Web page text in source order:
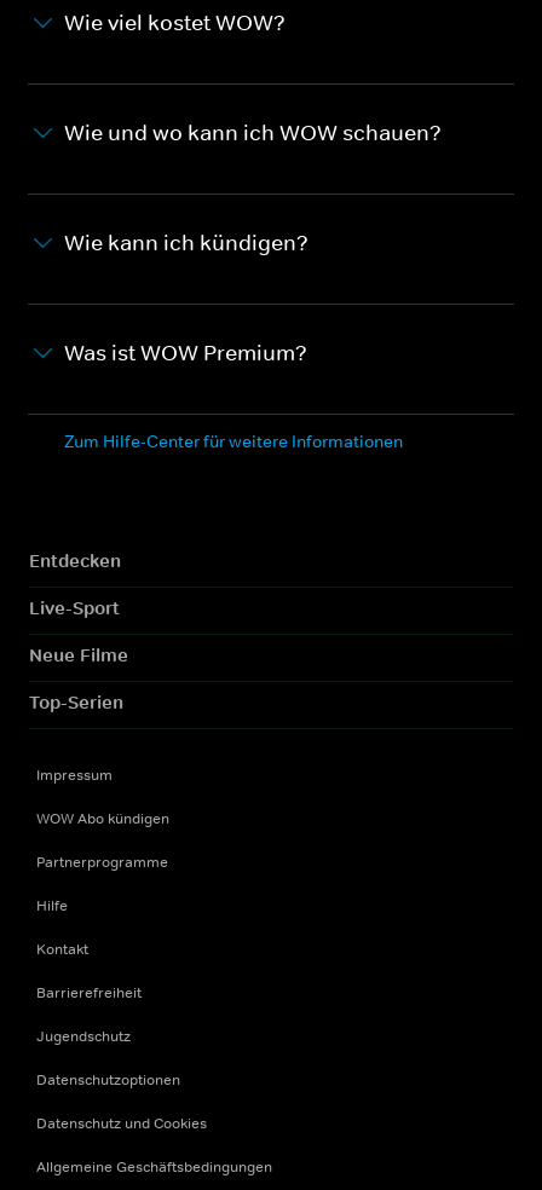
Wie viel kostet WOW?
Wie und wo kann ich WOW schauen?
Wie kann ich kündigen?
Was ist WOW Premium?
Zum Hilfe-Center für weitere Informationen
Entdecken
Live-Sport
Neue Filme
Top-Serien
Impressum
WOW Abo kündigen
Partnerprogramme
Hilfe
Kontakt
Barrierefreiheit
Jugendschutz
Datenschutzoptionen
Datenschutz und Cookies
Allgemeine Geschäftsbedingungen